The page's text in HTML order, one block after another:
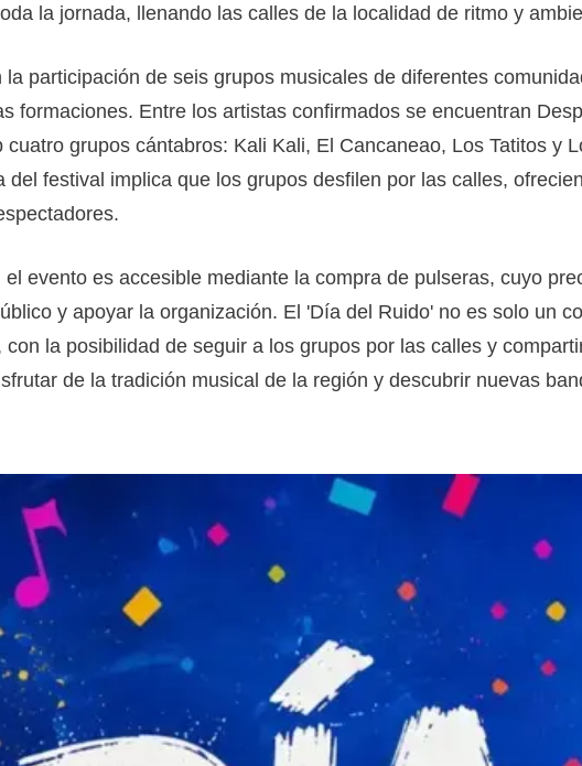
la jornada, llenando las calles de la localidad de ritmo y
la participación de seis grupos musicales de diferentes
formaciones. Entre los artistas confirmados se encuentran
cuatro grupos cántabros: Kali Kali, El Cancaneao, Los Tatitos y
del festival implica que los grupos desfilen por las calles,
evento es accesible mediante la compra de pulseras, cuyo
y apoyar la organización. El 'Día del Ruido' no es solo un
con la posibilidad de seguir a los grupos por las calles y
de la tradición musical de la región y descubrir nuevas